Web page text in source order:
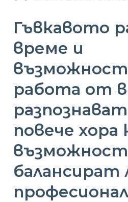
Гъвкавото
време и
работа от
повече хора
балансират